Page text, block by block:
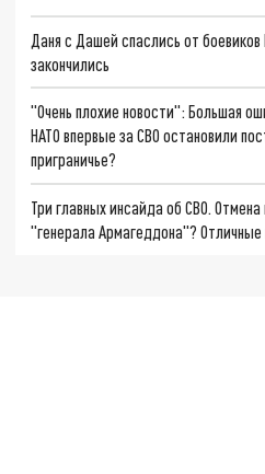
Даня с Дашей спаслись от
закончились
"Очень плохие новости": Большая
НАТО впервые за СВО остановили
приграничье?
Три главных инсайда об СВО.
"генерала Армагеддона"?